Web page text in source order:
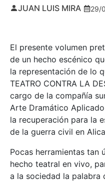
JUAN LUIS MIRA 29/
El presente volumen
de un hecho escénico
la representación de lo
TEATRO CONTRA LA
cargo de la compañía
Arte Dramático
la recuperación para la
de la guerra civil en
Pocas herramientas tan
hecho teatral en vivo,
a la sociedad la palabra